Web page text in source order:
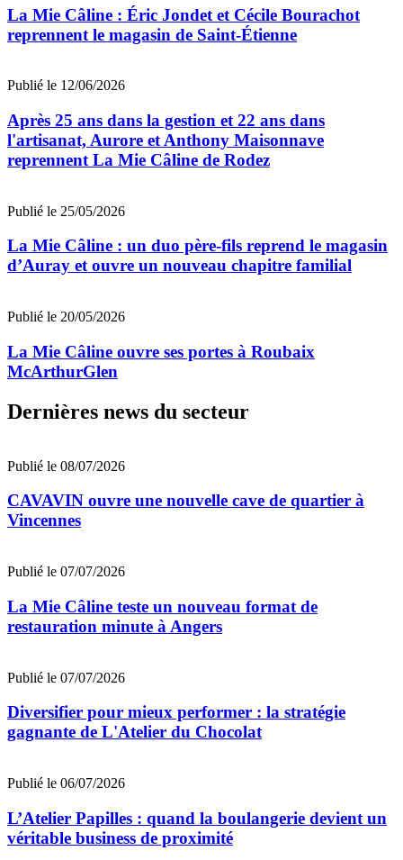
La Mie Câline : Éric Jondet et Cécile Bourachot
reprennent le magasin de Saint-Étienne
Publié le 12/06/2026
Après 25 ans dans la gestion et 22 ans dans
l'artisanat, Aurore et Anthony Maisonnave
reprennent La Mie Câline de Rodez
Publié le 25/05/2026
La Mie Câline : un duo père-fils reprend le magasin
d’Auray et ouvre un nouveau chapitre familial
Publié le 20/05/2026
La Mie Câline ouvre ses portes à Roubaix
McArthurGlen
Dernières news du secteur
Publié le 08/07/2026
CAVAVIN ouvre une nouvelle cave de quartier à
Vincennes
Publié le 07/07/2026
La Mie Câline teste un nouveau format de
restauration minute à Angers
Publié le 07/07/2026
Diversifier pour mieux performer : la stratégie
gagnante de L'Atelier du Chocolat
Publié le 06/07/2026
L’Atelier Papilles : quand la boulangerie devient un
véritable business de proximité